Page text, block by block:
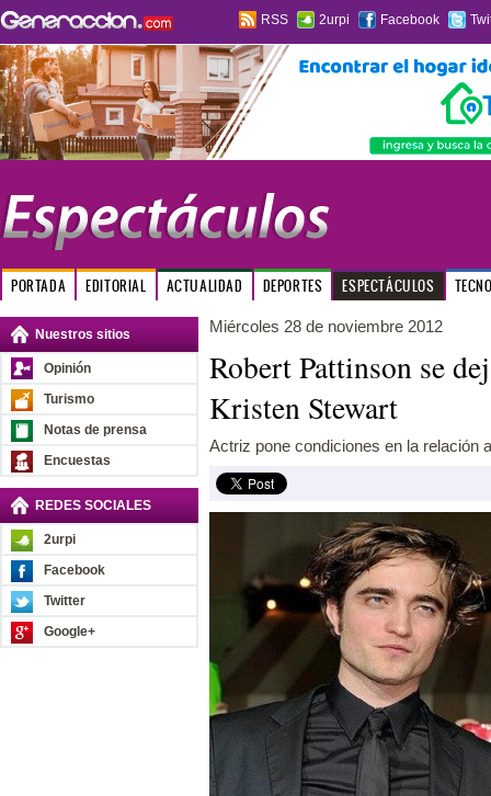
RSS 2urpi Facebook
PORTADA EDITORIAL ACTUALIDAD DEPORTES ESPECTÁCULOS
Nuestros sitios
Opinión
Turismo
Notas de prensa
Encuestas
REDES SOCIALES
2urpi
Facebook
Twitter
Google+
Miércoles 28 de noviembre 2012
Robert Pattinson se
Kristen Stewart
Actriz pone condiciones en la relación